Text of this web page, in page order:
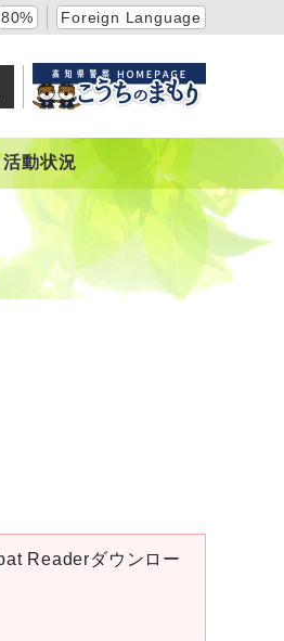
80% Foreign Language
活動状況
Readerダウンロー